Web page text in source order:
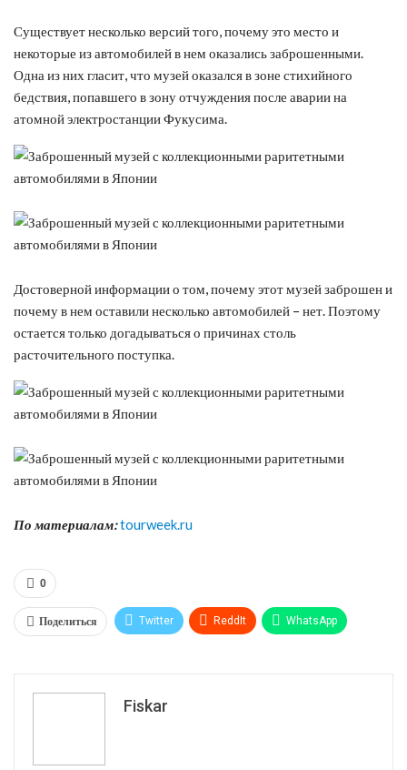
Существует несколько версий того, почему это место и
некоторые из автомобилей в нем оказались заброшенными.
Одна из них гласит, что музей оказался в зоне стихийного
бедствия, попавшего в зону отчуждения после аварии на
атомной электростанции Фукусима.
Достоверной информации о том, почему этот музей заброшен и
почему в нем оставили несколько автомобилей – нет. Поэтому
остается только догадываться о причинах столь
расточительного поступка.
По материалам:tourweek.ru
0
Поделиться Twitter ReddIt WhatsApp
Fiskar